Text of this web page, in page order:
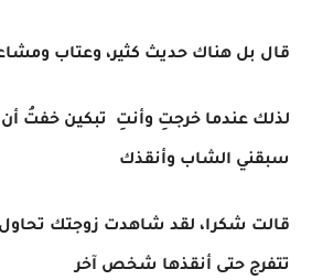
قال بل هناك حديث كثير، وعتاب
لذلك عندما خرجتِ وأنتِ تبكين خفتُ
سبقني الشاب وأنقذك
قالت شكرا، لقد شاهدت زوجتك تحاول
تتفرج حتى أنقذها شخص آخر